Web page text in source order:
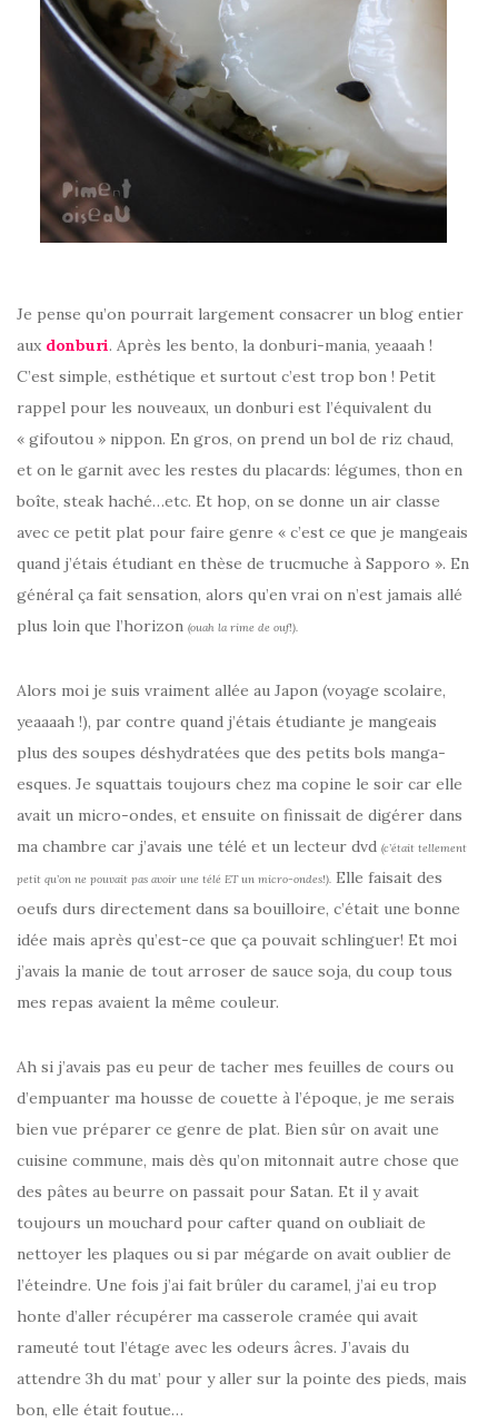
Je pense qu’on pourrait largement consacrer un blog entier
aux donburi. Après les bento, la donburi-mania, yeaaah !
C’est simple, esthétique et surtout c’est trop bon ! Petit
rappel pour les nouveaux, un donburi est l’équivalent du
« gifoutou » nippon. En gros, on prend un bol de riz chaud,
et on le garnit avec les restes du placards: légumes, thon en
boîte, steak haché…etc. Et hop, on se donne un air classe
avec ce petit plat pour faire genre « c’est ce que je mangeais
quand j’étais étudiant en thèse de trucmuche à Sapporo ». En
général ça fait sensation, alors qu’en vrai on n’est jamais allé
plus loin que l’horizon (ouah la rime de ouf!).
Alors moi je suis vraiment allée au Japon (voyage scolaire,
yeaaaah !), par contre quand j’étais étudiante je mangeais
plus des soupes déshydratées que des petits bols manga-
esques. Je squattais toujours chez ma copine le soir car elle
avait un micro-ondes, et ensuite on finissait de digérer dans
ma chambre car j’avais une télé et un lecteur dvd (c’était tellement
petit qu’on ne pouvait pas avoir une télé ET un micro-ondes!). Elle faisait des
oeufs durs directement dans sa bouilloire, c’était une bonne
idée mais après qu’est-ce que ça pouvait schlinguer! Et moi
j’avais la manie de tout arroser de sauce soja, du coup tous
mes repas avaient la même couleur.
Ah si j’avais pas eu peur de tacher mes feuilles de cours ou
d’empuanter ma housse de couette à l’époque, je me serais
bien vue préparer ce genre de plat. Bien sûr on avait une
cuisine commune, mais dès qu’on mitonnait autre chose que
des pâtes au beurre on passait pour Satan. Et il y avait
toujours un mouchard pour cafter quand on oubliait de
nettoyer les plaques ou si par mégarde on avait oublier de
l’éteindre. Une fois j’ai fait brûler du caramel, j’ai eu trop
honte d’aller récupérer ma casserole cramée qui avait
rameuté tout l’étage avec les odeurs âcres. J’avais du
attendre 3h du mat’ pour y aller sur la pointe des pieds, mais
bon, elle était foutue…